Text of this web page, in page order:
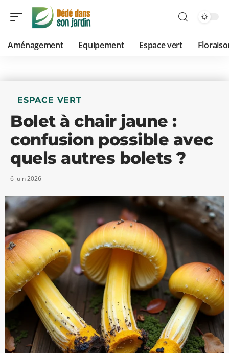
Aménagement Equipement Espace vert
ESPACE VERT
Bolet à chair jaune :
confusion possible avec
quels autres bolets ?
6 juin 2026